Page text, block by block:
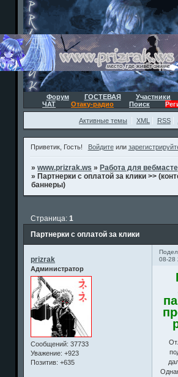
Форум ГОСТЕВАЯ Участники
ЧАТ
Отаку-радио Поиск
Активные темы XML RSS
Приветик, Гость! Войдитеили
»www.prizrak.ws » Работа для
» Партнерки с оплатой за клики >>
баннеры)
Партнерки с оплатой за клики
Страница:1
08-28
prizrak
Администратор
Сообщений: 37733
Уважение: +923
Позитив: +635